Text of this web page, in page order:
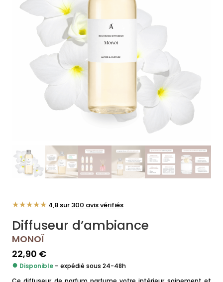
★★★★★ 4,8 sur 300 avis vérifiés
Diffuseur d’ambiance
MONOÏ
22,90 €
● Disponible – expédié sous 24-48h